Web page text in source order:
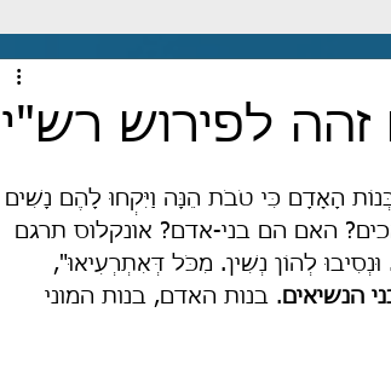
לפירוש רש"י
הָאָדָם כִּי טֹבֹת הֵנָּה וַיִּקְחוּ לָהֶם נָשִׁים
האם הם בני-אדם? אונקלוס תרגם
לְהוֹן נְשִׁין. מִכֹּל דְּאִתְרְעִיאוּ",
הנשיאים. בנות האדם, בנות המוני